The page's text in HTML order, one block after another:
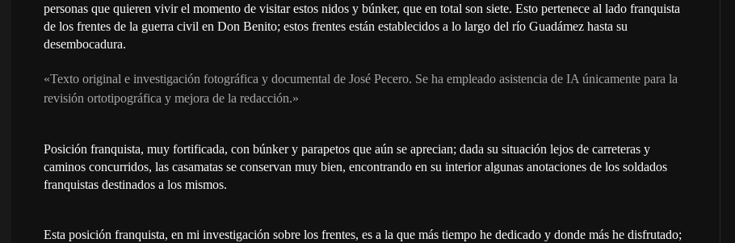
personas que quieren vivir el momento de visitar estos nidos y búnker, que en total son siete. Esto pertenece al lado franquista
de los frentes de la guerra civil en Don Benito; estos frentes están establecidos a lo largo del río Guadámez hasta su
desembocadura.
«Texto original e investigación fotográfica y documental de José Pecero. Se ha empleado asistencia de IA únicamente para la
revisión ortotipográfica y mejora de la redacción.»
Posición franquista, muy fortificada, con búnker y parapetos que aún se aprecian; dada su situación lejos de carreteras y
caminos concurridos, las casamatas se conservan muy bien, encontrando en su interior algunas anotaciones de los soldados
franquistas destinados a los mismos.
Esta posición franquista, en mi investigación sobre los frentes, es a la que más tiempo he dedicado y donde más he disfrutado;